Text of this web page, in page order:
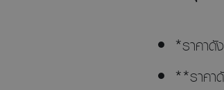
*ราคาดั
**ราคา